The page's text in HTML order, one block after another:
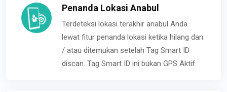
Penanda Lokasi Anabul
Terdeteksi lokasi terakhir anabul Anda
lewat fitur penanda lokasi ketika hilang dan
/ atau ditemukan setelah Tag Smart ID
discan. Tag Smart ID ini bukan GPS Aktif.